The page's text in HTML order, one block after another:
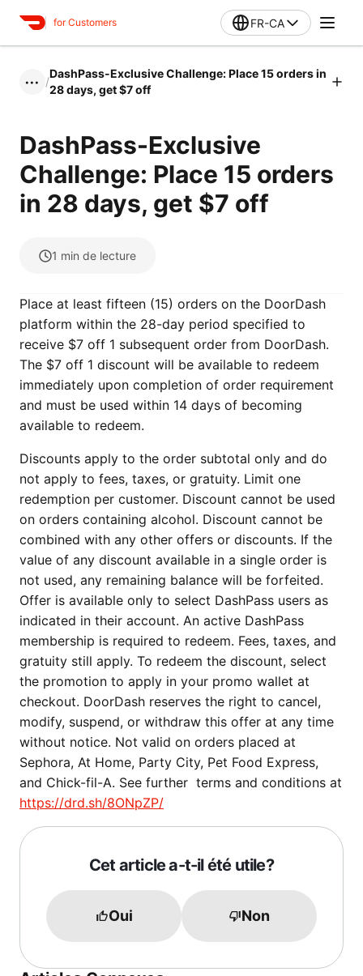
for Customers FR-CA
••• /
DashPass-Exclusive Challenge: Place 15 orders in
28 days, get $7 off
DashPass-Exclusive
Challenge: Place 15 orders
in 28 days, get $7 off
1 min de lecture
Place at least fifteen (15) orders on the DoorDash
platform within the 28-day period specified to
receive $7 off 1 subsequent order from DoorDash.
The $7 off 1 discount will be available to redeem
immediately upon completion of order requirement
and must be used within 14 days of becoming
available to redeem.
Discounts apply to the order subtotal only and do
not apply to fees, taxes, or gratuity. Limit one
redemption per customer. Discount cannot be used
on orders containing alcohol. Discount cannot be
combined with any other offers or discounts. If the
value of any discount available in a single order is
not used, any remaining balance will be forfeited.
Offer is available only to select DashPass users as
indicated in their account. An active DashPass
membership is required to redeem. Fees, taxes, and
gratuity still apply. To redeem the discount, select
the promotion to apply in your promo wallet at
checkout. DoorDash reserves the right to cancel,
modify, suspend, or withdraw this offer at any time
without notice. Not valid on orders placed at
Sephora, At Home, Party City, Pet Food Express,
and Chick-fil-A. See further terms and conditions at
https://drd.sh/8ONpZP/
Cet article a-t-il été utile?
Oui Non